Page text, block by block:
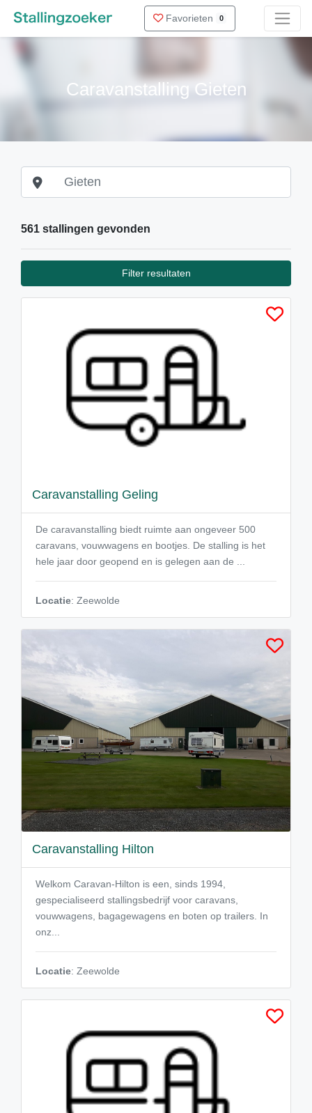
Favorieten 0
Caravanstalling Gieten
561 stallingen gevonden
Filter resultaten
Caravanstalling Geling
De caravanstalling biedt ruimte aan ongeveer 500
caravans, vouwwagens en bootjes. De stalling is het
hele jaar door geopend en is gelegen aan de ...
Locatie: Zeewolde
Caravanstalling Hilton
Welkom Caravan-Hilton is een, sinds 1994,
gespecialiseerd stallingsbedrijf voor caravans,
vouwwagens, bagagewagens en boten op trailers. In
onz...
Locatie: Zeewolde